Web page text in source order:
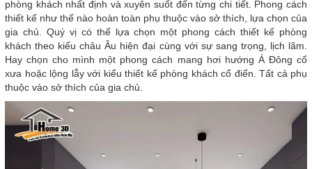
phòng khách nhất định và xuyên suốt đến từng chi tiết. Phong cách
thiết kế như thế nào hoàn toàn phụ thuộc vào sở thích, lựa chọn của
gia chủ. Quý vị có thể lựa chọn một phong cách thiết kế phòng
khách theo kiểu châu Âu hiện đại cùng với sự sang trọng, lịch lãm.
Hay chọn cho mình một phong cách mang hơi hướng Á Đông cổ
xưa hoặc lộng lẫy với kiểu thiết kế phòng khách cổ điển. Tất cả phụ
thuộc vào sở thích của gia chủ.